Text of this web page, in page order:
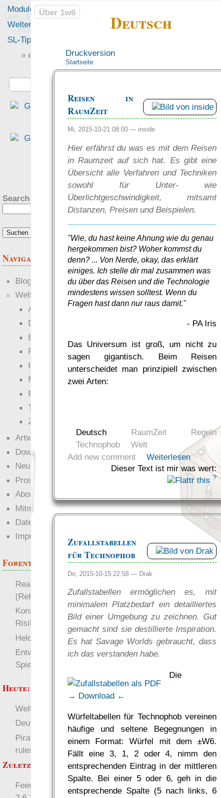
1w6 - Ein Würfel System
- Einfach saubere, freie
Rollenspiel-Regeln
Deutsch
Druckversion
Startseite
Reisen in
RaumZeit
Mi, 2015-10-21 08:00 — inside
Hier erfährst du was es mit dem Reisen
in Raumzeit auf sich hat. Es gibt eine
Übersicht alle Verfahren und Techniken
sowohl für Unter- wie
Überlichtgeschwindigkeit, mitsamt
Distanzen, Preisen und Beispielen.
"Wie, du hast keine Ahnung wie du genau
hergekommen bist? Woher kommst du
denn? ... Von Nerde, okay, das erklärt
einiges. Ich stelle dir mal zusammen was
du über das Reisen und die Technologie
mindestens wissen solltest. Wenn du
Fragen hast dann nur raus damit."
- PA Iris
Das Universum ist groß, um nicht zu
sagen gigantisch. Beim Reisen
unterscheidet man prinzipiell zwischen
zwei Arten:
Deutsch RaumZeit
Regeln
Technophob
Welt
Add new comment
Weiterlesen
Dieser Text ist mir was wert:
?
Zufallstabellen
für Technophob
Do, 2015-10-15 22:58 — Drak
Zufallstabellen ermöglichen es, mit
minimalem Platzbedarf ein detailliertes
Bild einer Umgebung zu zeichnen. Gut
gemacht sind sie destillierte Inspiration.
Es hat Savage Worlds gebraucht, dass
ich das verstanden habe.
→ Download ←
Die
Würfeltabellen für Technophob vereinen
häufige und seltene Begegnungen in
einem Format: Würfel mit dem ±W6.
Fällt eine 3, 1, 2 oder 4, nimm den
entsprechenden Eintrag in der mittleren
Spalte. Bei einer 5 oder 6, geh in die
entsprechende Spalte (5 nach links, 6
Über 1w6
Module
Welten
SL-Tipps
» einfach saubere «
» Regeln «
Über 1w6
Search this site:
Navigation
Blogs
Welten
Ante Portas
Die neuen Lande
EWS-X
Freihändler
Hinter der Welt
Magie
RaumZeit
Technophob
Zettel-RPG
Artwork
Downloads
Neuigkeiten
Prosa
Abonnieren
Mitmachen
Datenschutz
Impressum
Forenthemen
Realistische Kämpfe
(ReKa)
Konzept für Schwächen:
Risiko
Heldendokument
Entwicklung von
Spielwelten
more
Heute:
Welten
Deutsch
Pirate Party Flyerbook
rules
Zuletzt angezeigt:
Feedback zu der Version
„Das EWS ist ein
gelun­ge­nes Sys­tem, wenn
darum geht, mit
— Tim Charzinski in
was Leute sagen…